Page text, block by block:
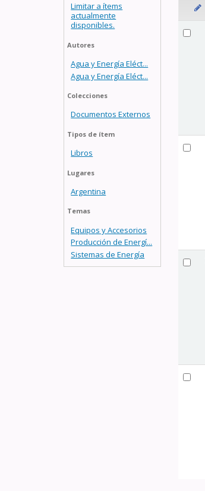
Limitar a ítems
actualmente
disponibles.
Autores
Agua y Energía Eléct...
Agua y Energía Eléct...
Colecciones
Documentos Externos
Tipos de ítem
Libros
Lugares
Argentina
Temas
Equipos y Accesorios
Producción de Energí...
Sistemas de Energía